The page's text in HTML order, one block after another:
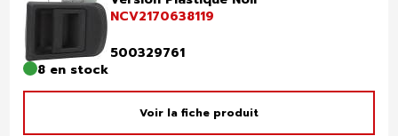
NCV2170638119
500329761
8 en stock
Voir la fiche produit